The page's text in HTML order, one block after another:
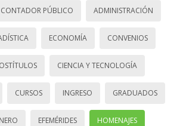
CONTADOR PÚBLICO ADMINISTRACIÓN
ECONOMÍA CONVENIOS
CIENCIA Y TECNOLOGÍA
CURSOS INGRESO GRADUADOS
EFEMÉRIDES HOMENAJES